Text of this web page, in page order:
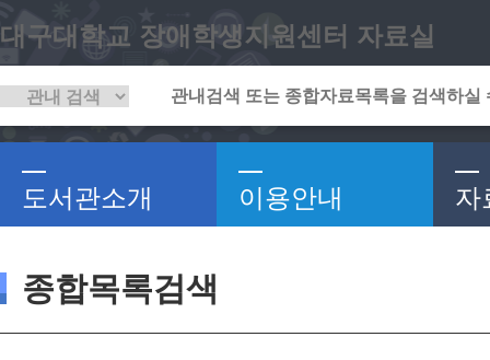
대구대학교 장애학생지원센터 자료실
도서관소개 이용안내 자
종합목록검색